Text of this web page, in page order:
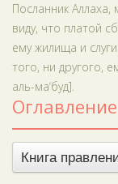
Посланник
виду, что платой
ему жилища и
того, ни другого,
аль-ма‘буд].
Оглавление